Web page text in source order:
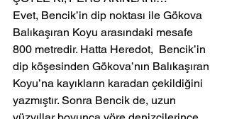
Evet, Bencik’in dip noktası ile Gökova
Balıkaşıran Koyu arasındaki mesafe
800 metredir. Hatta Heredot,  Bencik’in
dip köşesinden Gökova’nın Balıkaşıran
Koyu’na kayıkların karadan çekildiğini
yazmıştır. Sonra Bencik de, uzun